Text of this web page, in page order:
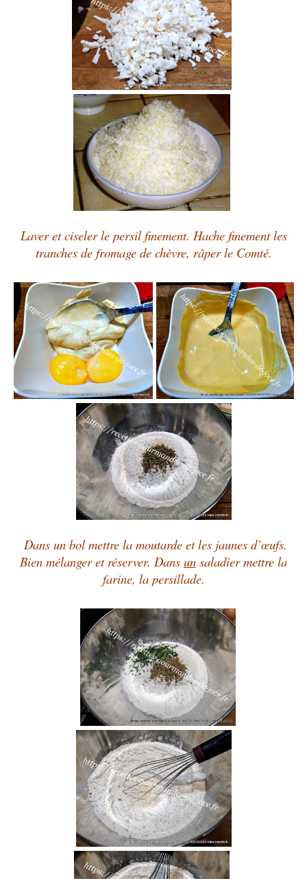
Laver et ciseler le persil finement. Hache finement les
tranches de fromage de chèvre, râper le Comté.
Dans un bol mettre la moutarde et les jaunes d’œufs.
Bien mélanger et réserver. Dans un saladier mettre la
farine, la persillade.